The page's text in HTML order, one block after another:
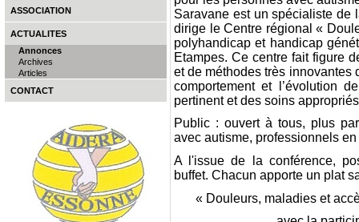
ASSOCIATION
ACTUALITES
Annonces
Archives
Articles
CONTACT
Saravane est un spécialiste de
dirige le Centre régional «
polyhandicap et handicap
Etampes. Ce centre fait figure
et de méthodes très innovantes
comportement et l’évolution
pertinent et des soins
Public : ouvert à tous, plus
avec autisme, professionnels
A l'issue de la conférence,
buffet. Chacun apporte un plat
« Douleurs, maladies et